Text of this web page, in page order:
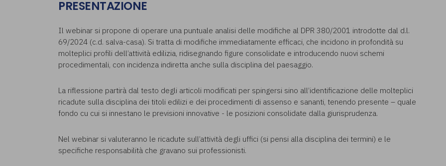
PRESENTAZIONE
Il webinar si propone di operare una puntuale analisi delle modifiche al DPR 380/2001 introdotte dal d.l.
69/2024 (c.d. salva-casa). Si tratta di modifiche immediatamente efficaci, che incidono in profondità su
molteplici profili dell’attività edilizia, ridisegnando figure consolidate e introducendo nuovi schemi
procedimentali, con incidenza indiretta anche sulla disciplina del paesaggio.
La riflessione partirà dal testo degli articoli modificati per spingersi sino all’identificazione delle molteplici
ricadute sulla disciplina dei titoli edilizi e dei procedimenti di assenso e sananti, tenendo presente – quale
fondo cu cui si innestano le previsioni innovative - le posizioni consolidate dalla giurisprudenza.
Nel webinar si valuteranno le ricadute sull’attività degli uffici (si pensi alla disciplina dei termini) e le
specifiche responsabilità che gravano sui professionisti.